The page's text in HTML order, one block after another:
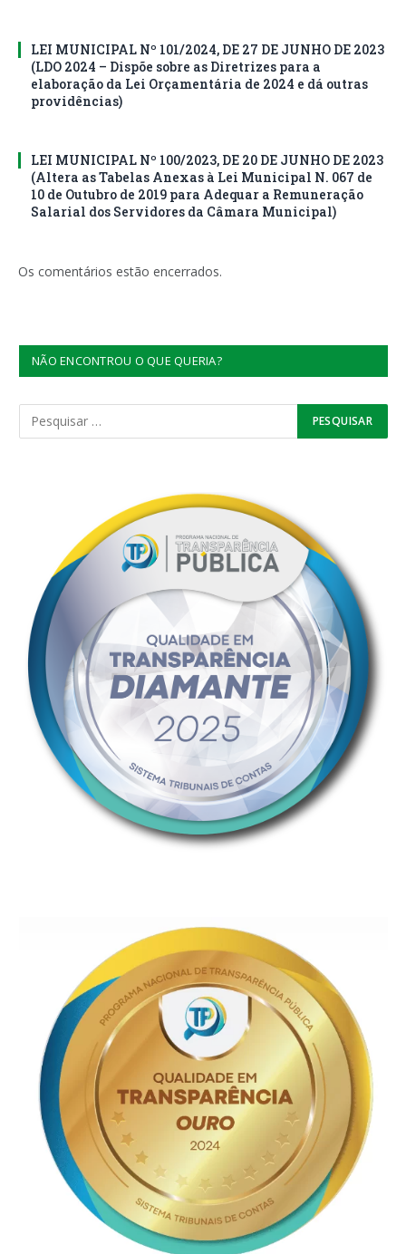
LEI MUNICIPAL Nº 101/2024, DE 27 DE JUNHO DE 2023
(LDO 2024 – Dispõe sobre as Diretrizes para a
elaboração da Lei Orçamentária de 2024 e dá outras
providências)
LEI MUNICIPAL Nº 100/2023, DE 20 DE JUNHO DE 2023
(Altera as Tabelas Anexas à Lei Municipal N. 067 de
10 de Outubro de 2019 para Adequar a Remuneração
Salarial dos Servidores da Câmara Municipal)
Os comentários estão encerrados.
NÃO ENCONTROU O QUE QUERIA?